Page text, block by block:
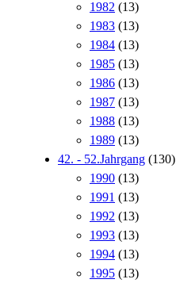
1982 (13)
1983 (13)
1984 (13)
1985 (13)
1986 (13)
1987 (13)
1988 (13)
1989 (13)
42. - 52.Jahrgang (130)
1990 (13)
1991 (13)
1992 (13)
1993 (13)
1994 (13)
1995 (13)